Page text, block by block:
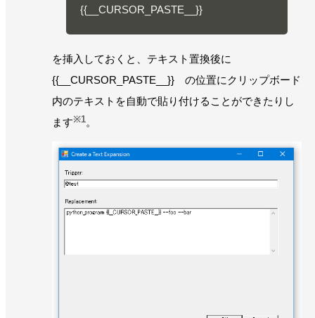
{{__CURSOR_PASTE__}}
を挿入しておくと、テキスト置換後に
{{__CURSOR_PASTE__}} の位置にクリップボード
内のテキストを自動で貼り付けることができたりし
ます※1。